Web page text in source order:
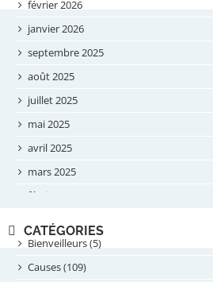
février 2026
janvier 2026
septembre 2025
août 2025
juillet 2025
mai 2025
avril 2025
mars 2025
février 2025
septembre 2024
août 2024
CATÉGORIES
Bienveilleurs (5)
Causes (109)